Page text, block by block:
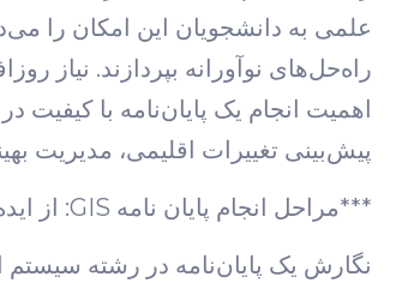
علمی به دانشجویان این امکان را
پیش‌بینی تغییرات اقلیمی، مدیریت
***مراحل انجام پایان نامه GIS: از ایده تا دفاع***
نگارش یک پایان‌نامه در رشته سیستم